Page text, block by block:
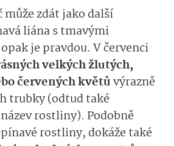
může zdát jako další
liána s tmavými
je pravdou. V červenci
velkých žlutých,
červených květůvýrazně
trubky (odtud také
rostliny). Podobně
rostliny, dokáže také